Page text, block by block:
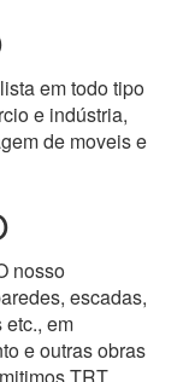
em todo tipo
e indústria,
de moveis e
nosso
escadas,
em
e outras obras